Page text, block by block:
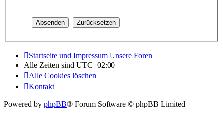
Startseite und Impressum Unsere Foren
Alle Zeiten sind UTC+02:00
Alle Cookies löschen
Kontakt
Powered by phpBB® Forum Software © phpBB Limited